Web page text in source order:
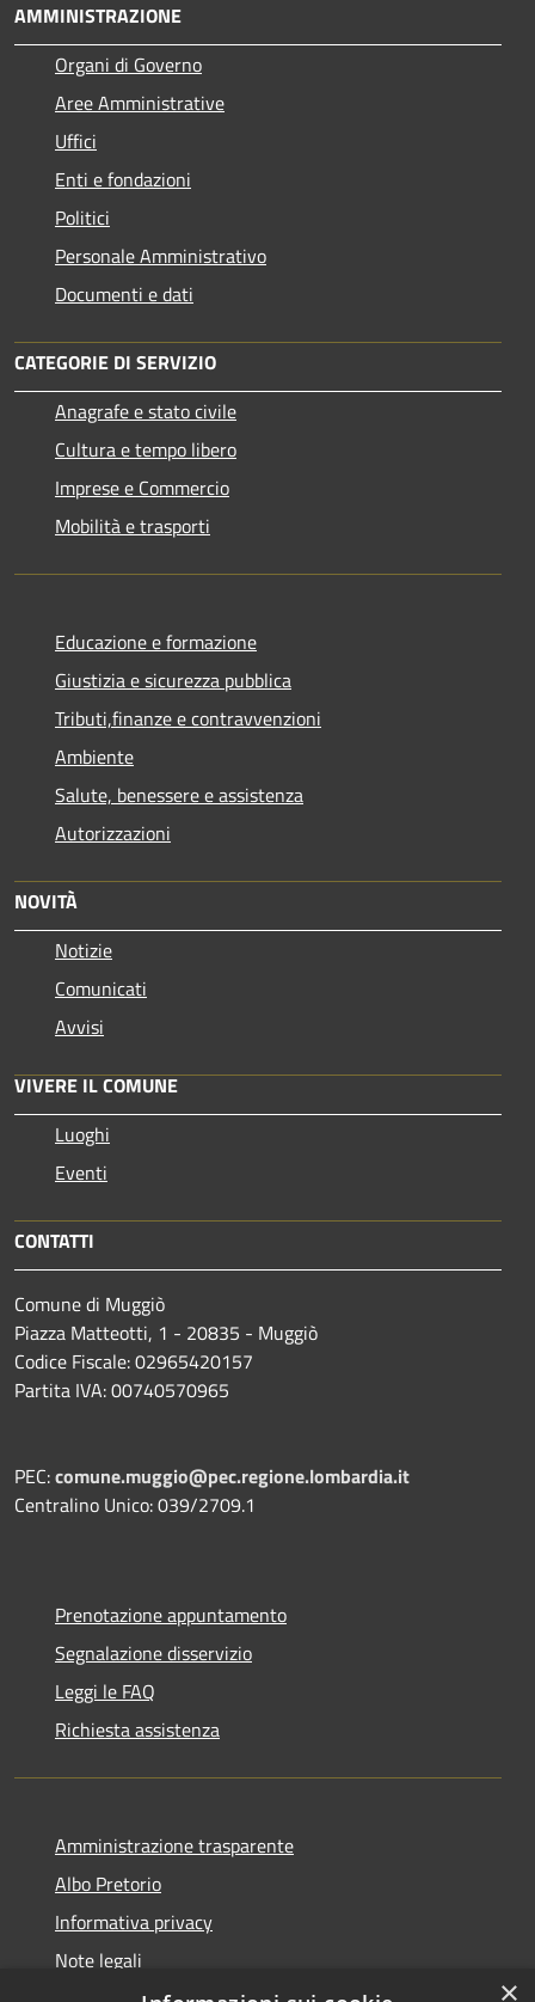
AMMINISTRAZIONE
Organi di Governo
Aree Amministrative
Uffici
Enti e fondazioni
Politici
Personale Amministrativo
Documenti e dati
CATEGORIE DI SERVIZIO
Anagrafe e stato civile
Cultura e tempo libero
Imprese e Commercio
Mobilità e trasporti
Educazione e formazione
Giustizia e sicurezza pubblica
Tributi,finanze e contravvenzioni
Ambiente
Salute, benessere e assistenza
Autorizzazioni
NOVITÀ
Notizie
Comunicati
Avvisi
VIVERE IL COMUNE
Luoghi
Eventi
CONTATTI
Comune di Muggiò
Piazza Matteotti, 1 - 20835 - Muggiò
Codice Fiscale: 02965420157
Partita IVA: 00740570965
PEC:comune.muggio@pec.regione.lombardia.it
Centralino Unico: 039/2709.1
Prenotazione appuntamento
Segnalazione disservizio
Leggi le FAQ
Richiesta assistenza
Amministrazione trasparente
Albo Pretorio
Informativa privacy
Note legali
×